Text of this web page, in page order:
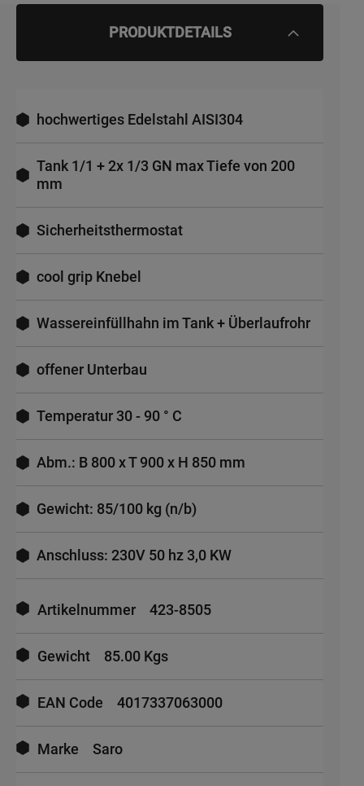
PRODUKTDETAILS
hochwertiges Edelstahl AISI304
Tank 1/1 + 2x 1/3 GN max Tiefe von 200
mm
Sicherheitsthermostat
cool grip Knebel
Wassereinfüllhahn im Tank + Überlaufrohr
offener Unterbau
Temperatur 30 - 90 ° C
Abm.: B 800 x T 900 x H 850 mm
Gewicht: 85/100 kg (n/b)
Anschluss: 230V 50 hz 3,0 KW
Informationen
Artikelnummer 423-8505
Gewicht 85.00 Kgs
EAN Code 4017337063000
Marke Saro